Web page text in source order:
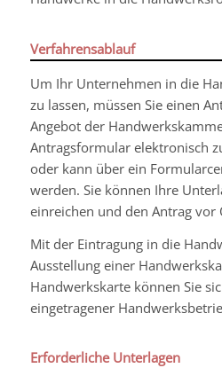
Verfahrensablauf
Um Ihr Unternehmen in die
zu lassen, müssen Sie einen
Angebot der
Antragsformular elektronisch
oder kann über ein
werden. Sie können Ihre
einreichen und den Antrag vor
Mit der Eintragung in die
Ausstellung einer
Handwerkskarte können Sie
eingetragener
Erforderliche Unterlagen